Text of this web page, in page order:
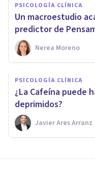
PSICOLOGÍA CLÍNICA
Un macroestudio
predictor de
Nerea Moreno
PSICOLOGÍA CLÍNICA
¿La Cafeína puede
deprimidos?
Javier Ares Arranz